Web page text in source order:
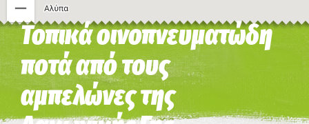
Η εικόνα ενδέχεται να υπόκειται σε πνευματικά δικαιώματα Όροι
Τοπικά οινοπνευματώδη
ποτά από τους
αμπελώνες της